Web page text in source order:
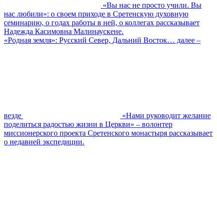
«Вы нас не просто учили. Вы
нас любили»: о своем приходе в Сретенскую духовную
семинарию, о годах работы в ней, о коллегах рассказывает
Надежда Касимовна Малинаускене.
«Родная земля»: Русский Север, Дальний Восток… далее –
везде
«Нами руководит желание
поделиться радостью жизни в Церкви» – волонтер
миссионерского проекта Сретенского монастыря рассказывает
о недавней экспедиции.